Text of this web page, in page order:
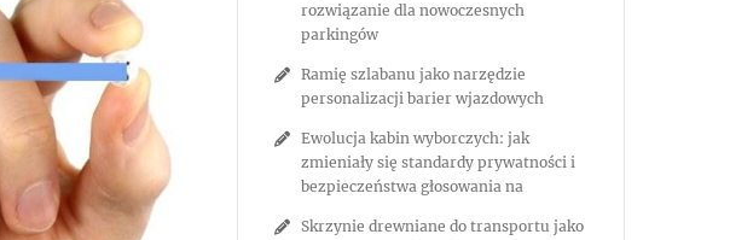
rozwiązanie dla nowoczesnych
parkingów
Ramię szlabanu jako narzędzie
personalizacji barier wjazdowych
Ewolucja kabin wyborczych: jak
zmieniały się standardy prywatności i
bezpieczeństwa głosowania na
Skrzynie drewniane do transportu jako